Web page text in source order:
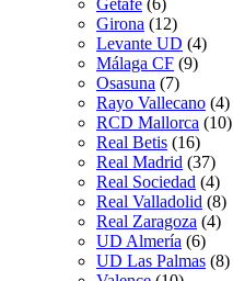
Girona (12)
Levante UD (4)
Málaga CF (9)
Osasuna (7)
Rayo Vallecano (4)
RCD Mallorca (10)
Real Betis (16)
Real Madrid (37)
Real Sociedad (4)
Real Valladolid (8)
Real Zaragoza (4)
UD Almería (6)
UD Las Palmas (8)